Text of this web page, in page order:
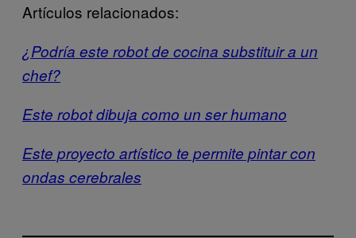
Artículos relacionados:
¿Podría este robot de cocina substituir a un
chef?
Este robot dibuja como un ser humano
Este proyecto artístico te permite pintar con
ondas cerebrales